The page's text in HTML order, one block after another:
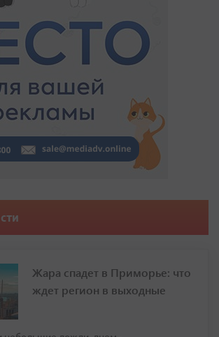
Жара спадет в Приморье: что
ждет регион в выходные